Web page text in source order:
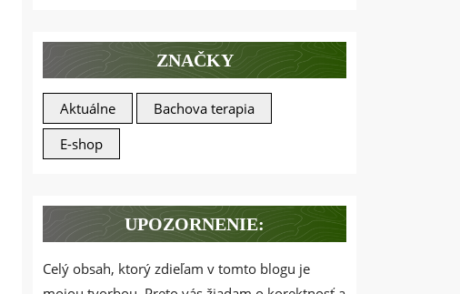
ZNAČKY
Aktuálne
Bachova terapia
E-shop
UPOZORNENIE:
Celý obsah, ktorý zdieľam v tomto blogu je